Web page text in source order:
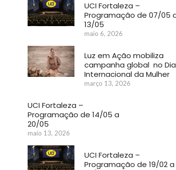
UCI Fortaleza –
Programação de 07/05
13/05
maio 6, 2026
Luz em Ação mobiliza
campanha global no Dia
Internacional da Mulher
março 13, 2026
UCI Fortaleza –
Programação de 14/05 a
20/05
maio 13, 2026
UCI Fortaleza –
Programação de 19/02 a